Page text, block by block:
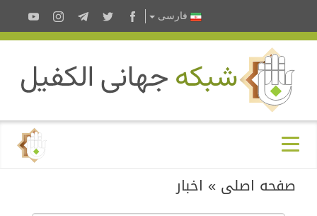
فارسى
صفحه اصلی » اخبار